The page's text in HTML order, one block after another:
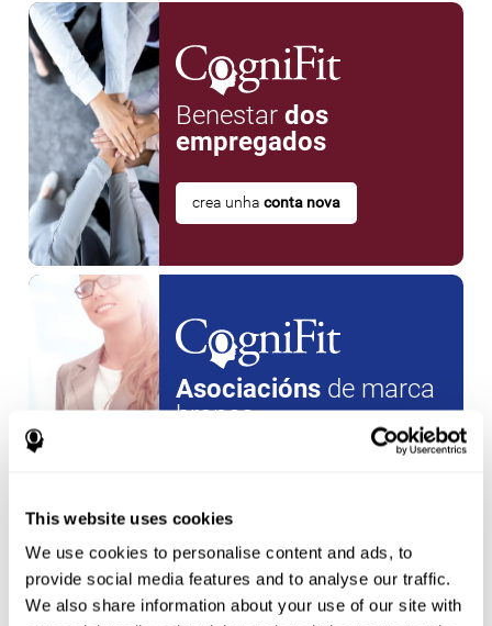
This website uses cookies
We use cookies to personalise content and ads, to
provide social media features and to analyse our traffic.
We also share information about your use of our site with
Benestar dos
empregados
crea unha conta nova
Asociaciónsde marca
branca